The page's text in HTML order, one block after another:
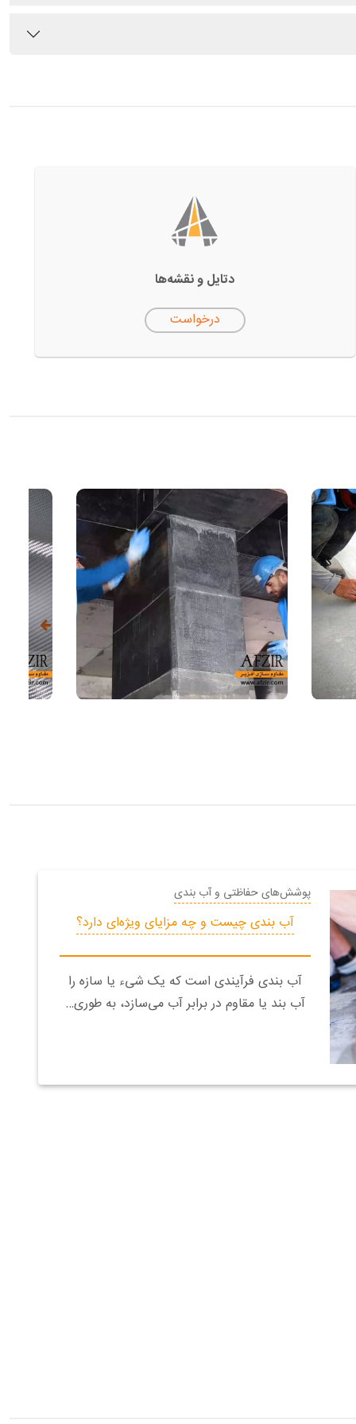
دتایل‌ و نقشه‌ها
درخواست
پوشش‌های حفاظتی و آب بندی
آب بندی چیست و چه مزایای ویژه‌ای دارد؟
آب بندی فرآیندی است که یک شیء یا سازه را
آب بند یا مقاوم در برابر آب می‌سازد، به طوری…